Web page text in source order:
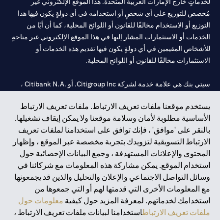
يستخدم موقعنا ملفات تعريف الارتباط. ملفات تعريف الارتباط
الأساسية مطلوبة لأمان وسلامة موقعنا ولا يمكن إيقاف تشغيلها.
بالنقر على 'موافق' ، فإنك توافق على استخدامنا لملفات تعريف
الارتباط التسويقية لتزويدك بتجربة مخصصة عبر الموقع ، وإظهار
المحتوى والإعلانات المستهدفة ، وجمع البيانات الإحصائية حول
استخدام الموقع. يمكن مشاركة هذه المعلومات مع شركائنا في
وسائل التواصل الاجتماعي والإعلان والتحليل والذين قد يجمعونها
مع المعلومات الأخرى التي قدمتها لهم أو التي جمعوها من
استخدامك لخدماتهم. لمعرفة المزيد حول كيفية معلومات حول
ملفات تعريف الارتباطاستخدامنا لبيانات ملفات تعريف الارتباط ،
مُخصص للتوزيع على أي شخصٍ أو استخدامه في أي دولةٍ يكون فيها هذا
التوزيع أو الاستخدام مخالفًا للقانون أو اللوائح المحلية، كما أن أيًا من
الخدمات أو الاستثمارات المشار إليها في هذا الموقع الإلكتروني غير متاحةٍ
للأشخاص المقيمين في أي دولةٍ يكون فيها تقديم هذه الخدمات أو
الاستثمارات مخالفًا للقانون أو اللوائح المحلية.
سيتي بنك هي علامة خدمة لشركة Citigroup Inc. أو .Citibank N.A ،
سيتي بنك إن. إيه. الإمارات مسجل لدى مصرف الإمارات المركزي تحت
أرقام التراخيص 202563 لفرع الوصل في دبي، 531989 لفرع مول
الإمارات في دبي، وCN-1002019لفرع أبوظبي. هاتف: 4000 311 04.
فرع سيتي بنك إن إيه - الإمارات العربية المتحدة مرخص من مصرف
الإمارات العربية المتحدة المركزي كفرع لبنك أجنبي.
سيتي بنك إن إيه الإمارات العربية المتحدة مرخص من هيئة الأوراق المالية
والسلع في الإمارات العربية المتحدة ("SCA") للقيام بالنشاط المالي لـ أ)
الاستشارات المالية والتعريف والترويج بموجب ترخيص رقم
20200000097 ب) وسيط تداول في الأسواق الدولية بموجب ترخيص